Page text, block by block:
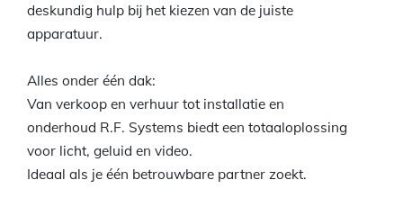
deskundig hulp bij het kiezen van de juiste
apparatuur.
Alles onder één dak:
Van verkoop en verhuur tot installatie en
onderhoud R.F. Systems biedt een totaaloplossing
voor licht, geluid en video.
Ideaal als je één betrouwbare partner zoekt.